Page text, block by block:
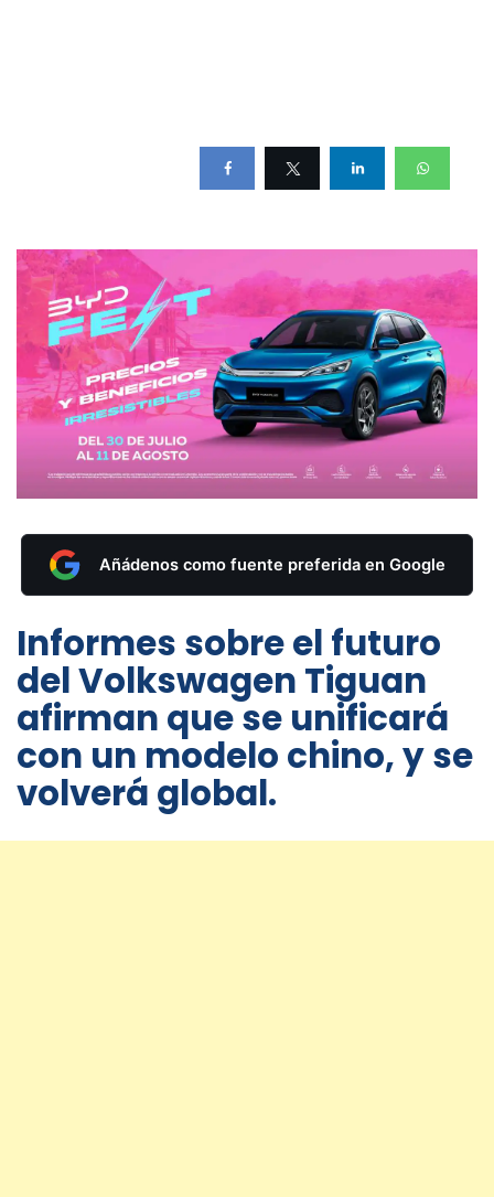
Añádenos como fuente preferida en Google
Informes sobre el futuro
del Volkswagen Tiguan
afirman que se unificará
con un modelo chino, y se
volverá global.